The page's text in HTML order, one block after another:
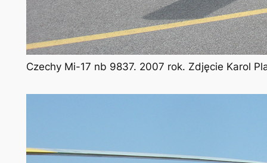
Czechy Mi-17 nb 9837. 2007 rok. Zdjęcie Karol